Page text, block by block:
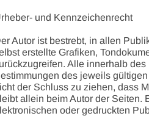
und Kennzeichenrecht
Autor ist bestrebt, in allen
erstellte Grafiken,
Alle innerhalb
des jeweils
der Schluss zu ziehen, dass
allein beim Autor der Seiten.
oder gedruckten